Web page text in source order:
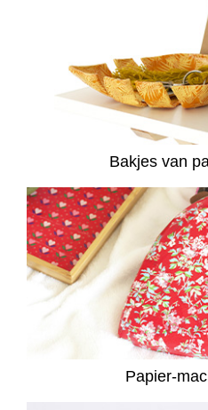
Bakjes van
Papier-